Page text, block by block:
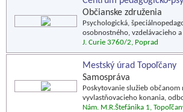
Občianske združenia
Psychologická,
osobnostného, vzdelávacieho
J. Curie 3760/2, Poprad
Mestský úrad Topoľčany
Samospráva
Poskytovanie služieb
vyvlastňovacieho konania,
Nám. M.R.Štefánika 1,